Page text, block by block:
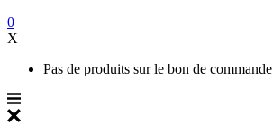
0
X
Pas de produits sur le bon de commande